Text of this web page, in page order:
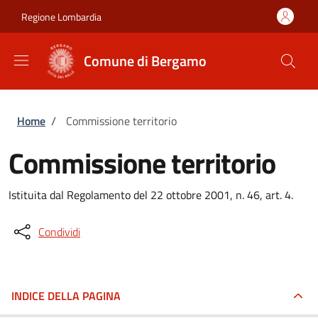
Regione Lombardia
Comune di Bergamo
Briciole di pane
Home / Commissione territorio
Commissione territorio
Istituita dal Regolamento del 22 ottobre 2001, n. 46, art. 4.
Condividi
INDICE DELLA PAGINA